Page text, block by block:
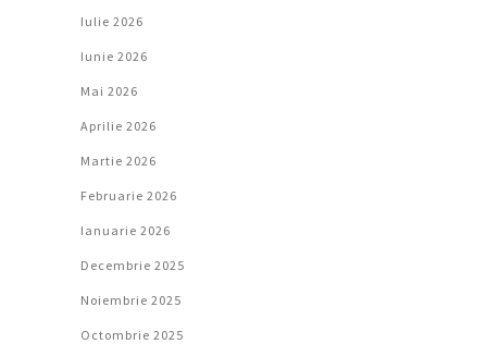
Iulie 2026
Iunie 2026
Mai 2026
Aprilie 2026
Martie 2026
Februarie 2026
Ianuarie 2026
Decembrie 2025
Noiembrie 2025
Octombrie 2025